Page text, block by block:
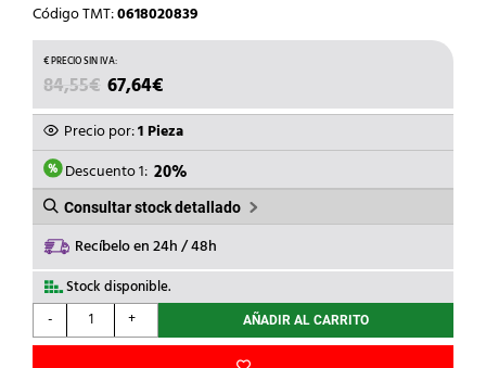
Código TMT:0618020839
84,55€ EL
PRECIO
ORIGINAL
ERA:
84,55€.
67,64€
PRECIO
ACTUAL
ES:
67,64€.
Precio por:1 Pieza
Descuento 1: 20%
Consultar stock detallado
Recíbelo en 24h / 48h
Stock disponible.
-
CARLO
GAVAZZI
+ AÑADIR AL CARRITO